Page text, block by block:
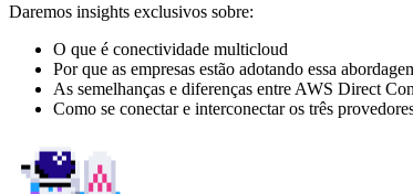
Daremos insights exclusivos sobre:
O que é conectividade multicloud
Por que as empresas estão adotando essa
As semelhanças e diferenças entre AWS Direct
Como se conectar e interconectar os três